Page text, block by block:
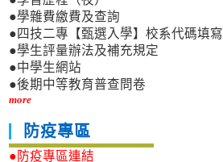
●學雜費繳費及查詢
●四技二專【甄選入學】校系代碼填寫
●學生評量辦法及補充規定
●中學生網站
●後期中等教育普查問卷
more
防疫專區
●防疫專區連結